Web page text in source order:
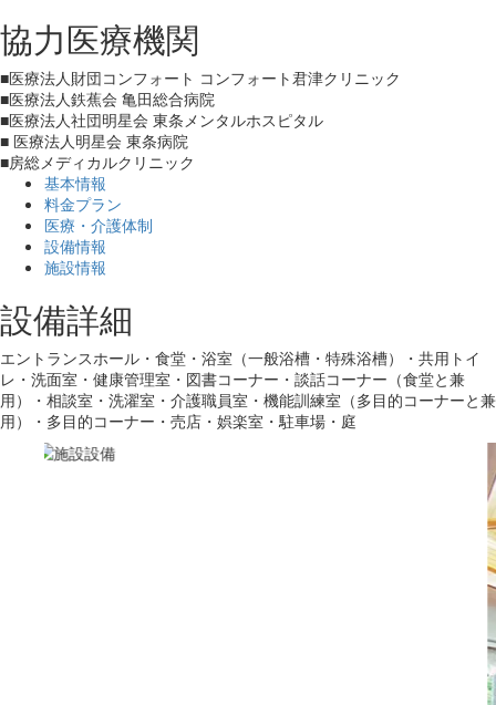
協力医療機関
■医療法人財団コンフォート コンフォート君津クリニック
■医療法人鉄蕉会 亀田総合病院
■医療法人社団明星会 東条メンタルホスピタル
■ 医療法人明星会 東条病院
■房総メディカルクリニック
基本情報
料金プラン
医療・介護体制
設備情報
施設情報
設備詳細
エントランスホール・食堂・浴室（一般浴槽・特殊浴槽）・共用トイ
レ・洗面室・健康管理室・図書コーナー・談話コーナー（食堂と兼
用）・相談室・洗濯室・介護職員室・機能訓練室（多目的コーナーと兼
用）・多目的コーナー・売店・娯楽室・駐車場・庭